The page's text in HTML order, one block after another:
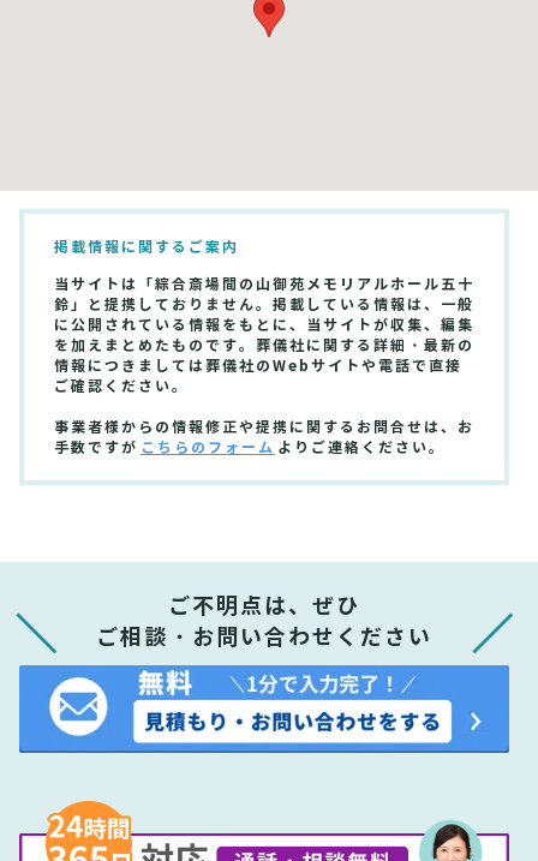
掲載情報に関するご案内
当サイトは「綜合斎場間の山御苑メモリアルホール五十
鈴」と提携しておりません。掲載している情報は、一般
に公開されている情報をもとに、当サイトが収集、編集
を加えまとめたものです。葬儀社に関する詳細・最新の
情報につきましては葬儀社のWebサイトや電話で直接
ご確認ください。
事業者様からの情報修正や提携に関するお問合せは、お
手数ですが こちらのフォーム よりご連絡ください。
ご不明点は、ぜひ
ご相談・お問い合わせください